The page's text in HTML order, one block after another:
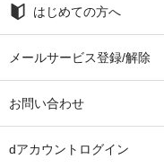
はじめての方へ
メールサービス登録/解除
お問い合わせ
dアカウントログイン